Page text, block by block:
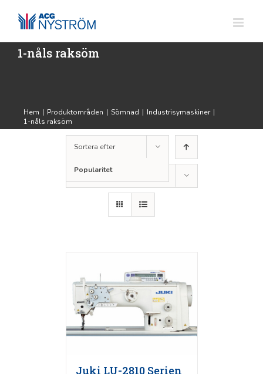
innehållet
1-nåls raksöm
Hem | Produktområden | Sömnad | Industrisymaskiner |
1-nåls raksöm
Sortera efter
Popularitet
Visa
Juki LU-2810 Serien